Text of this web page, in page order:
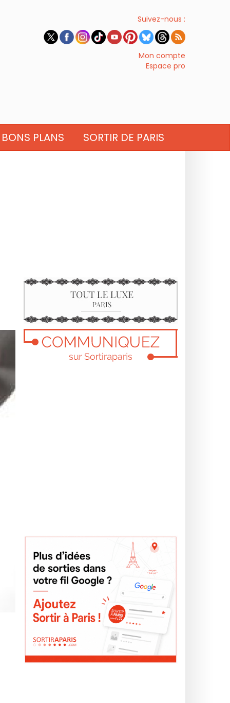
Suivez-nous :
Mon compte
Espace pro
BONS PLANS SORTIR DE PARIS